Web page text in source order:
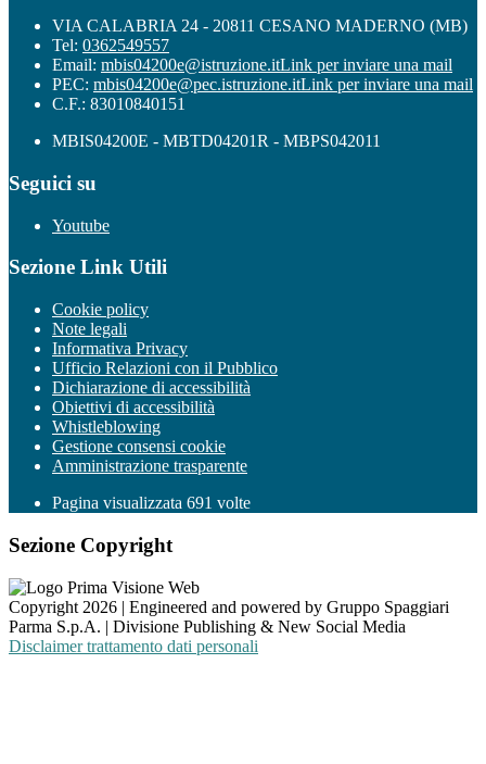
VIA CALABRIA 24 - 20811 CESANO MADERNO (MB)
Tel: 0362549557
Email: mbis04200e@istruzione.itLink per inviare una mail
PEC: mbis04200e@pec.istruzione.itLink per inviare una mail
C.F.: 83010840151
MBIS04200E - MBTD04201R - MBPS042011
Seguici su
Youtube
Sezione Link Utili
Cookie policy
Note legali
Informativa Privacy
Ufficio Relazioni con il Pubblico
Dichiarazione di accessibilità
Obiettivi di accessibilità
Whistleblowing
Gestione consensi cookie
Amministrazione trasparente
Pagina visualizzata 691 volte
Sezione Copyright
Copyright 2026 | Engineered and powered by Gruppo Spaggiari
Parma S.p.A. | Divisione Publishing & New Social Media
Disclaimer trattamento dati personali